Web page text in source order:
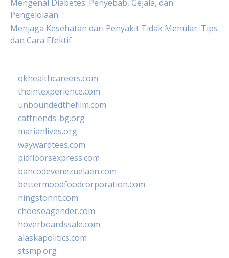
Mengenal Diabetes: Penyebab, Gejala, dan
Pengelolaan
Menjaga Kesehatan dari Penyakit Tidak Menular: Tips
dan Cara Efektif
okhealthcareers.com
theintexperience.com
unboundedthefilm.com
catfriends-bg.org
marianlives.org
waywardtees.com
pidfloorsexpress.com
bancodevenezuelaen.com
bettermoodfoodcorporation.com
hingstonnt.com
chooseagender.com
hoverboardssale.com
alaskapolitics.com
stsmp.org